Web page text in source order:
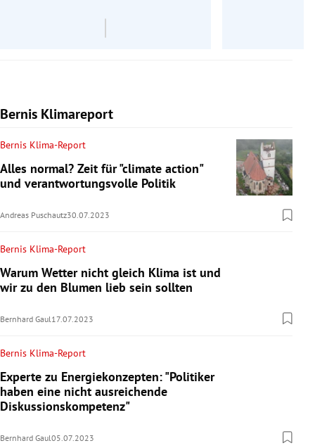
Bernis Klimareport
Bernis Klima-Report
Alles normal? Zeit für "climate action"
und verantwortungsvolle Politik
Andreas Puschautz30.07.2023
Bernis Klima-Report
Warum Wetter nicht gleich Klima ist und
wir zu den Blumen lieb sein sollten
Bernhard Gaul 17.07.2023
Bernis Klima-Report
Experte zu Energiekonzepten: "Politiker
haben eine nicht ausreichende
Diskussionskompetenz"
Bernhard Gaul05.07.2023